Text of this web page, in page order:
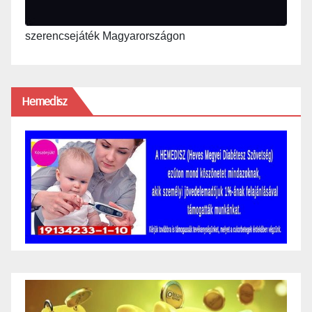
szerencsejáték Magyarországon
Hemedisz